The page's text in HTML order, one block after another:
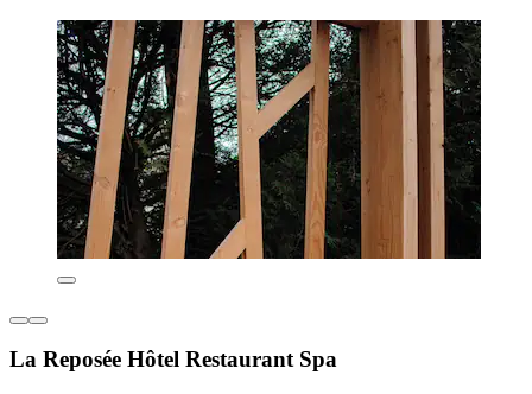
La Reposée Hôtel Restaurant Spa